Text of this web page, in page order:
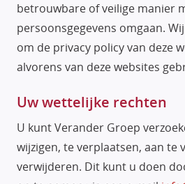
betrouwbare of veilige manier
persoonsgegevens omgaan.
om de privacy policy van deze
alvorens van deze websites
Uw wettelijke rechten
U kunt Verander Groep
wijzigen, te verplaatsen, aan te
verwijderen. Dit kunt u doen